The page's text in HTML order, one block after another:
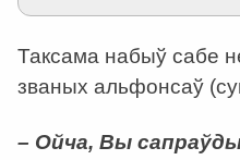
Таксама набыў сабе
званых альфонсаў
– Ойча, Вы